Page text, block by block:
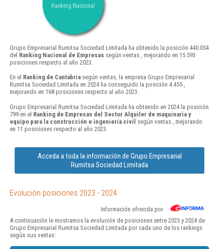
Ranking Nacional
Grupo Empresarial Rumitsa Sociedad Limitada ha obtenido la posición 440.054
del Ranking Nacional de Empresas según ventas , mejorando en 15.593
posiciones respecto al año 2023.
En el Ranking de Cantabria según ventas, la empresa Grupo Empresarial
Rumitsa Sociedad Limitada en 2024 ha conseguido la posición 4.455 ,
mejorando en 168 posiciones respecto al año 2023.
Grupo Empresarial Rumitsa Sociedad Limitada ha obtenido en 2024 la posición
799 en el Ranking de Empresas del Sector Alquiler de maquinaria y
equipo para la construcción e ingeniería civil según ventas , mejorando
en 11 posiciones respecto al año 2023.
Acceda a toda la información de Grupo Empresarial
Rumitsa Sociedad Limitada
Evolución posiciones 2023 - 2024
Información ofrecida por
A continuación le mostramos la evolución de posiciones entre 2023 y 2024 de
Grupo Empresarial Rumitsa Sociedad Limitada por cada uno de los rankings
según sus ventas: